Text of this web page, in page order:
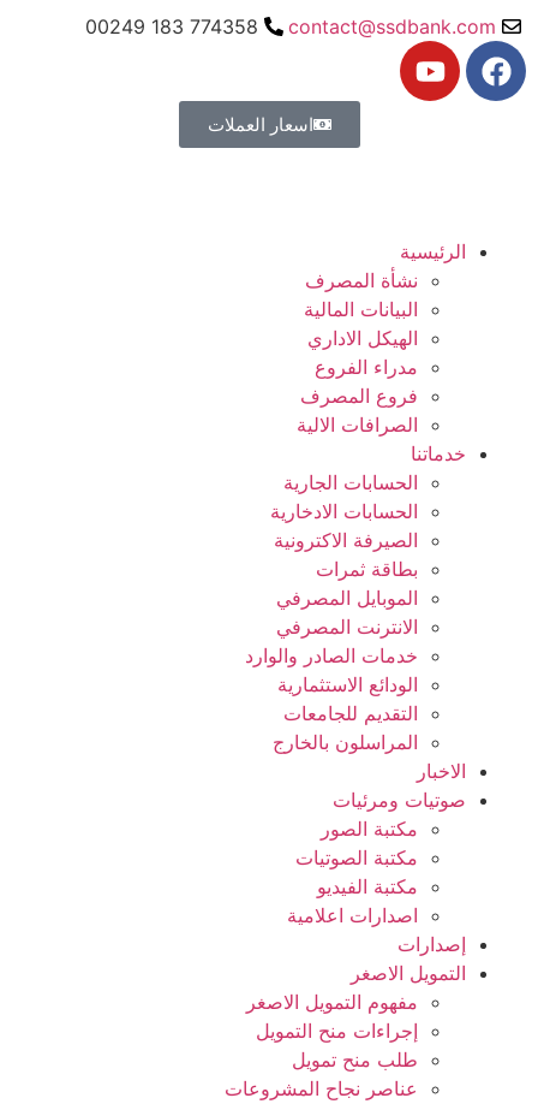
contact@ssdbank.com
774358 183 00249
اسعار العملات
الرئيسية
نشأة المصرف
البيانات المالية
الهيكل الاداري
مدراء الفروع
فروع المصرف
الصرافات الالية
خدماتنا
الحسابات الجارية
الحسابات الادخارية
الصيرفة الاكترونية
بطاقة ثمرات
الموبايل المصرفي
الانترنت المصرفي
خدمات الصادر والوارد
الودائع الاستثمارية
التقديم للجامعات
المراسلون بالخارج
الاخبار
صوتيات ومرئيات
مكتبة الصور
مكتبة الصوتيات
مكتبة الفيديو
اصدارات اعلامية
إصدارات
التمويل الاصغر
مفهوم التمويل الاصغر
إجراءات منح التمويل
طلب منح تمويل
عناصر نجاح المشروعات